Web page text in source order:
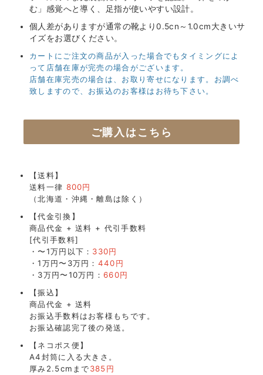
む」感覚へと導く、足指が使いやすい設計。
個人差がありますが通常の靴より0.5cn～1.0cm大きいサ
イズをお選びください。
カートにご注文の商品が入った場合でもタイミングによ
って店舗在庫が完売の場合がございます。
店舗在庫完売の場合は、お取り寄せになります。お調べ
致しますので、お振込のお客様はお待ち下さい。
ご購入はこちら
【送料】
送料一律 800円
（北海道・沖縄・離島は除く）
【代金引換】
商品代金 + 送料 + 代引手数料
[代引手数料]
・〜1万円以下： 330円
・1万円〜3万円： 440円
・3万円〜10万円： 660円
【振込】
商品代金 + 送料
お振込手数料はお客様もちです。
お振込確認完了後の発送。
【ネコポス便】
A4封筒に入る大きさ。
厚み2.5cmまで385円